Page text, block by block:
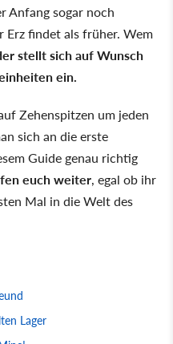
Anfang sogar noch
Erz findet als früher. Wem
stellt sich auf Wunsch
ein.
Zehenspitzen um jeden
sich an die erste
Guide genau richtig
euch weiter, egal ob ihr
Mal in die Welt des
Lager